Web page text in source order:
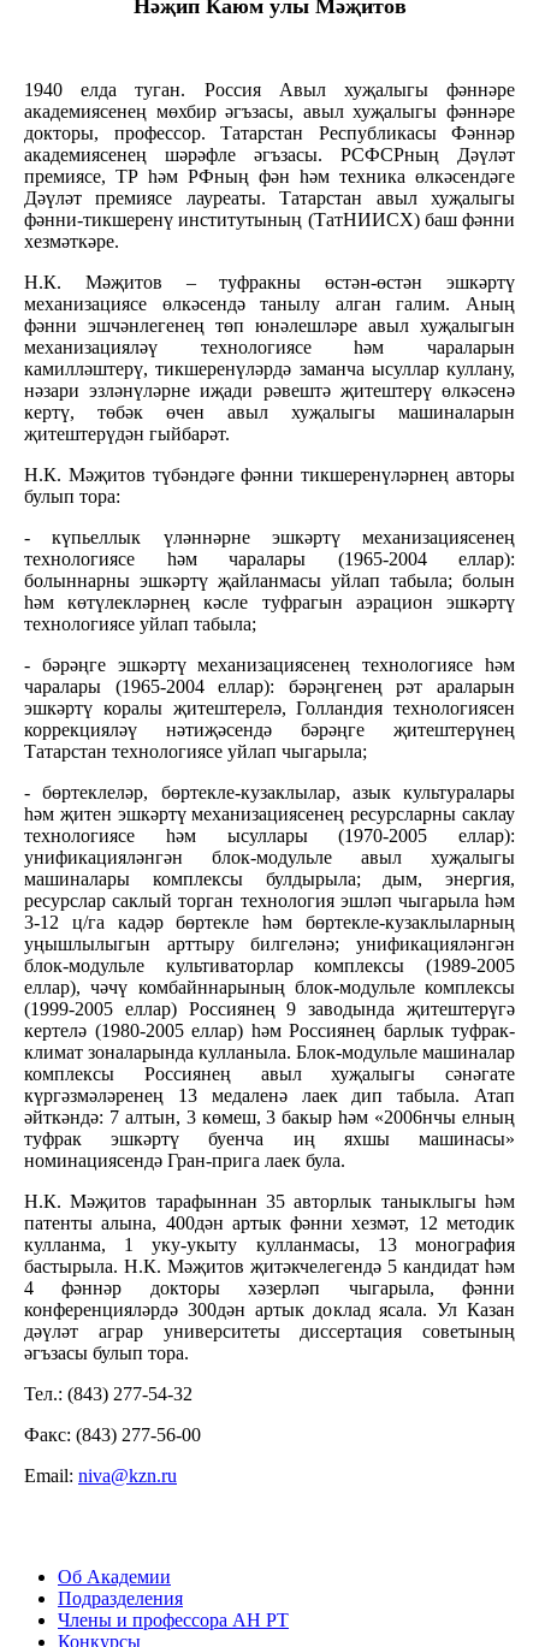
Нәҗип Каюм улы Мәҗитов
1940 елда туган. Россия Авыл хуҗалыгы фәннәре
академиясенең мөхбир әгъзасы, авыл хуҗалыгы фәннәре
докторы, профессор. Татарстан Республикасы Фәннәр
академиясенең шәрәфле әгъзасы. РСФСРның Дәүләт
премиясе, ТР һәм РФның фән һәм техника өлкәсендәге
Дәүләт премиясе лауреаты. Татарстан авыл хуҗалыгы
фәнни-тикшеренү институтының (ТатНИИСХ) баш фәнни
хезмәткәре.
Н.К. Мәҗитов – туфракны өстән-өстән эшкәртү
механизациясе өлкәсендә танылу алган галим. Аның
фәнни эшчәнлегенең төп юнәлешләре авыл хуҗалыгын
механизацияләү технологиясе һәм чараларын
камилләштерү, тикшеренүләрдә заманча ысуллар куллану,
нәзари эзләнүләрне иҗади рәвештә җитештерү өлкәсенә
кертү, төбәк өчен авыл хуҗалыгы машиналарын
җитештерүдән гыйбарәт.
Н.К. Мәҗитов түбәндәге фәнни тикшеренүләрнең авторы
булып тора:
- күпьеллык үләннәрне эшкәртү механизациясенең
технологиясе һәм чаралары (1965-2004 еллар):
болыннарны эшкәртү җайланмасы уйлап табыла; болын
һәм көтүлекләрнең кәсле туфрагын аэрацион эшкәртү
технологиясе уйлап табыла;
- бәрәңге эшкәртү механизациясенең технологиясе һәм
чаралары (1965-2004 еллар): бәрәңгенең рәт араларын
эшкәртү коралы җитештерелә, Голландия технологиясен
коррекцияләү нәтиҗәсендә бәрәңге җитештерүнең
Татарстан технологиясе уйлап чыгарыла;
- бөртеклеләр, бөртекле-кузаклылар, азык культуралары
һәм җитен эшкәртү механизациясенең ресурсларны саклау
технологиясе һәм ысуллары (1970-2005 еллар):
унификацияләнгән блок-модульле авыл хуҗалыгы
машиналары комплексы булдырыла; дым, энергия,
ресурслар саклый торган технология эшләп чыгарыла һәм
3-12 ц/га кадәр бөртекле һәм бөртекле-кузаклыларның
уңышлылыгын арттыру билгеләнә; унификацияләнгән
блок-модульле культиваторлар комплексы (1989-2005
еллар), чәчү комбайннарының блок-модульле комплексы
(1999-2005 еллар) Россиянең 9 заводында җитештерүгә
кертелә (1980-2005 еллар) һәм Россиянең барлык туфрак-
климат зоналарында кулланыла. Блок-модульле машиналар
комплексы Россиянең авыл хуҗалыгы сәнәгате
күргәзмәләренең 13 медаленә лаек дип табыла. Атап
әйткәндә: 7 алтын, 3 көмеш, 3 бакыр һәм «2006нчы елның
туфрак эшкәртү буенча иң яхшы машинасы»
номинациясендә Гран-прига лаек була.
Н.К. Мәҗитов тарафыннан 35 авторлык таныклыгы һәм
патенты алына, 400дән артык фәнни хезмәт, 12 методик
кулланма, 1 уку-укыту кулланмасы, 13 монография
бастырыла. Н.К. Мәҗитов җитәкчелегендә 5 кандидат һәм
4 фәннәр докторы хәзерләп чыгарыла, фәнни
конференцияләрдә 300дән артык доклад ясала. Ул Казан
дәүләт аграр университеты диссертация советының
әгъзасы булып тора.
Тел.: (843) 277-54-32
Факс: (843) 277-56-00
Email: niva@kzn.ru
Об Академии
Подразделения
Члены и профессора АН РТ
Конкурсы